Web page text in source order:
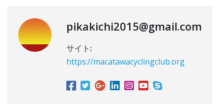
pikakichi2015@gmail.com
サイト:
https://macatawacyclingclub.org